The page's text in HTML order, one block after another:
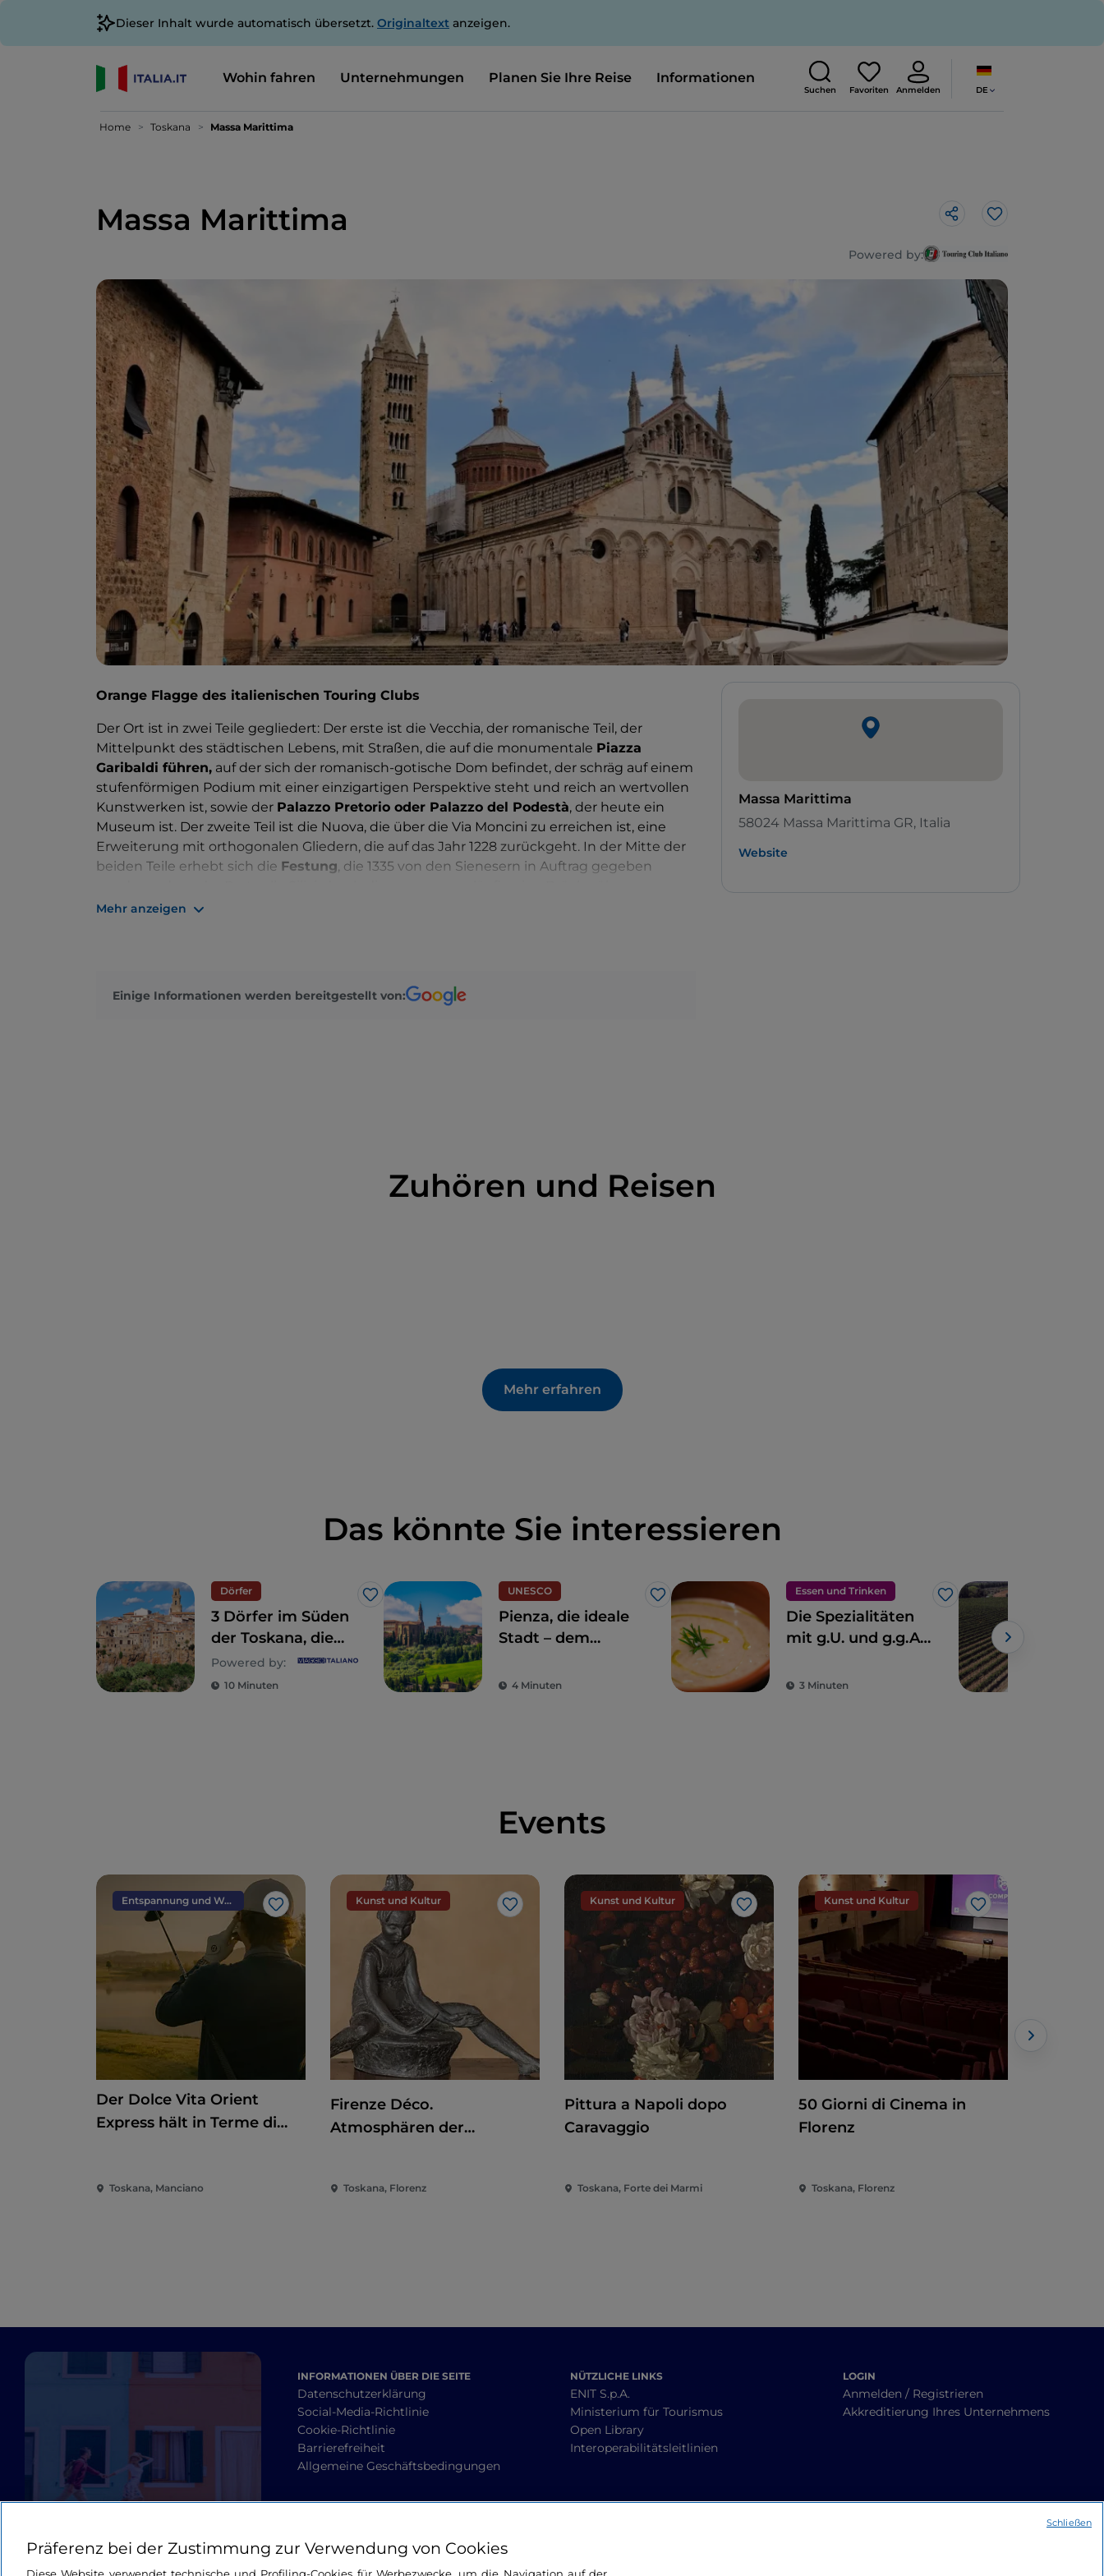
Dieser Inhalt wurde automatisch übersetzt. Originaltext anzeigen.
Wohin fahren Unternehmungen Planen Sie Ihre Reise Informationen
Suchen Favoriten Anmelden DE
Home Toskana Massa Marittima
Massa Marittima Like
Powered by:
Orange Flagge des italienischen Touring Clubs
Der Ort ist in zwei Teile gegliedert: Der erste ist die Vecchia, der romanische Teil, der
Mittelpunkt des städtischen Lebens, mit Straßen, die auf die monumentale Piazza
Garibaldi führen, auf der sich der romanisch-gotische Dom befindet, der schräg auf einem
stufenförmigen Podium mit einer einzigartigen Perspektive steht und reich an wertvollen
Kunstwerken ist, sowie der Palazzo Pretorio oder Palazzo del Podestà, der heute ein
Museum ist. Der zweite Teil ist die Nuova, die über die Via Moncini zu erreichen ist, eine
Erweiterung mit orthogonalen Gliedern, die auf das Jahr 1228 zurückgeht. In der Mitte der
beiden Teile erhebt sich die Festung, die 1335 von den Sienesern in Auftrag gegeben
muss, die zumAussichtsturm des Candeliere hinaufführt
Mehr anzeigen
Einige Informationen werden bereitgestellt von:
Massa Marittima
58024 Massa Marittima GR, Italia
Website
Zuhören und Reisen
Mehr erfahren
Das könnte Sie interessieren
Dörfer
Like
3 Dörfer im Süden
der Toskana, die
einen Besuch wert
sind
Powered by:
10 Minuten
UNESCO
Like
Pienza, die ideale
Stadt – dem
in Wirklichkeit
4 Minuten
Essen und Trinken
Like
Die Spezialitäten
mit g.U. und g.g.A.
3 Minuten
Events
Entspannung und Wellness
Like
Der Dolce Vita Orient
Express hält in Terme di
Toskana, Manciano
Kunst und Kultur
Like
Firenze Déco.
Atmosphären der
Toskana, Florenz
Kunst und Kultur
Like
Pittura a Napoli dopo
Caravaggio
Toskana, Forte dei Marmi
Kunst und Kultur
Like
50 Giorni di Cinema in
Florenz
Toskana, Florenz
INFORMATIONEN ÜBER DIE SEITE
Datenschutzerklärung
Social-Media-Richtlinie
Cookie-Richtlinie
Barrierefreiheit
Allgemeine Geschäftsbedingungen
NÜTZLICHE LINKS
ENIT S.p.A.
Ministerium für Tourismus
Open Library
Interoperabilitätsleitlinien
LOGIN
Anmelden / Registrieren
Akkreditierung Ihres Unternehmens
Präferenz bei der Zustimmung zur Verwendung von Cookies
Schließen